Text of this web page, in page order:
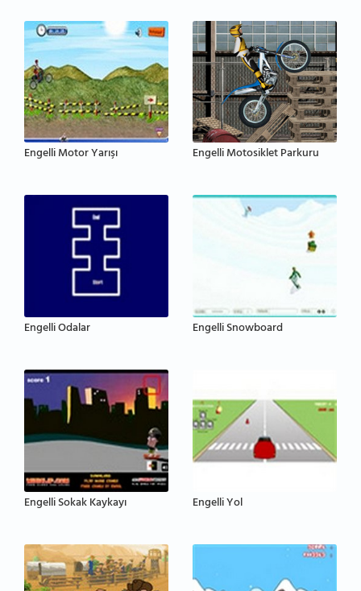
Engelli Motor Yarışı Engelli Motosiklet Parkuru
Engelli Odalar Engelli Snowboard
Engelli Sokak Kaykayı Engelli Yol